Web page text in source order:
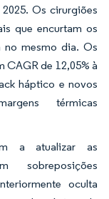
Os cirurgiões
que encurtam os
no mesmo dia. Os
de 12,05% à
háptico e novos
térmicas
a atualizar as
sobreposições
oculta